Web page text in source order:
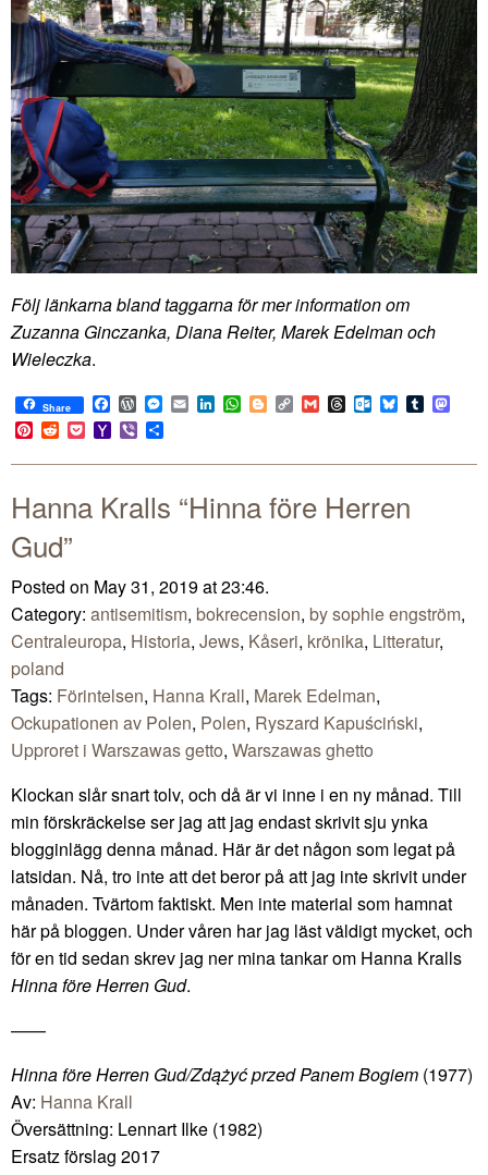
Följ länkarna bland taggarna för mer information om
Zuzanna Ginczanka, Diana Reiter, Marek Edelman och
Wieleczka.
Share Facebook
WordPress
Messenger
EmailLinkedIn
WhatsApp
BloggerCopy
Link
GmailThreadsOutlook.com
BlueskyTumblr
Pinterest
RedditPocketYahoo
Mail
Viber
Hanna Kralls “Hinna före Herren
Gud”
Posted on May 31, 2019 at 23:46.
Category: antisemitism, bokrecension, by sophie engström,
Centraleuropa, Historia, Jews, Kåseri, krönika, Litteratur,
poland
Tags: Förintelsen, Hanna Krall, Marek Edelman,
Ockupationen av Polen, Polen, Ryszard Kapuściński,
Upproret i Warszawas getto, Warszawas ghetto
Klockan slår snart tolv, och då är vi inne i en ny månad. Till
min förskräckelse ser jag att jag endast skrivit sju ynka
blogginlägg denna månad. Här är det någon som legat på
latsidan. Nå, tro inte att det beror på att jag inte skrivit under
månaden. Tvärtom faktiskt. Men inte material som hamnat
här på bloggen. Under våren har jag läst väldigt mycket, och
för en tid sedan skrev jag ner mina tankar om Hanna Kralls
Hinna före Herren Gud.
——
Hinna före Herren Gud/Zdążyć przed Panem Bogiem (1977)
Av: Hanna Krall
Översättning: Lennart Ilke (1982)
Ersatz förslag 2017